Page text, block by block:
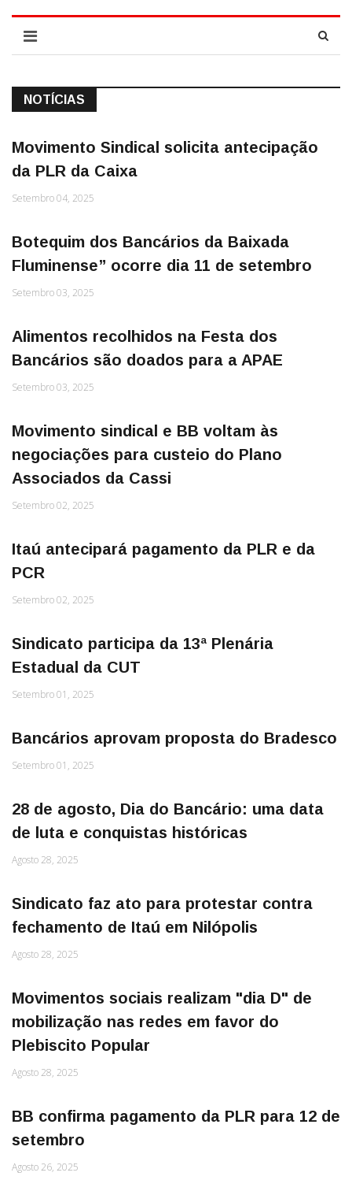
NOTÍCIAS
Movimento Sindical solicita antecipação
da PLR da Caixa
Setembro 04, 2025
Botequim dos Bancários da Baixada
Fluminense” ocorre dia 11 de setembro
Setembro 03, 2025
Alimentos recolhidos na Festa dos
Bancários são doados para a APAE
Setembro 03, 2025
Movimento sindical e BB voltam às
negociações para custeio do Plano
Associados da Cassi
Setembro 02, 2025
Itaú antecipará pagamento da PLR e da
PCR
Setembro 02, 2025
Sindicato participa da 13ª Plenária
Estadual da CUT
Setembro 01, 2025
Bancários aprovam proposta do Bradesco
Setembro 01, 2025
28 de agosto, Dia do Bancário: uma data
de luta e conquistas históricas
Agosto 28, 2025
Sindicato faz ato para protestar contra
fechamento de Itaú em Nilópolis
Agosto 28, 2025
Movimentos sociais realizam "dia D" de
mobilização nas redes em favor do
Plebiscito Popular
Agosto 28, 2025
BB confirma pagamento da PLR para 12 de
setembro
Agosto 26, 2025